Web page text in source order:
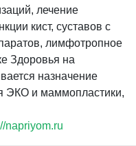
лечение
кист, суставов с
лимфотропное
Здоровья на
назначение
ЭКО и маммопластики,
napriyom.ru